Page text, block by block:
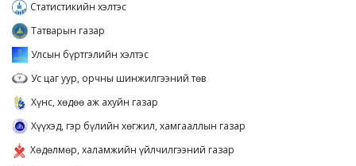
Статистикийн хэлтэс
Татварын газар
Улсын бүртгэлийн хэлтэс
Ус цаг уур, орчны шинжилгээний төв
Хүнс, хөдөө аж ахуйн газар
Хүүхэд, гэр бүлийн хөгжил, хамгааллын газар
Хөдөлмөр, халамжийн үйлчилгээний газар